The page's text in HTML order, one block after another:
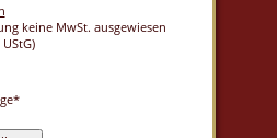
keine MwSt. ausgewiesen